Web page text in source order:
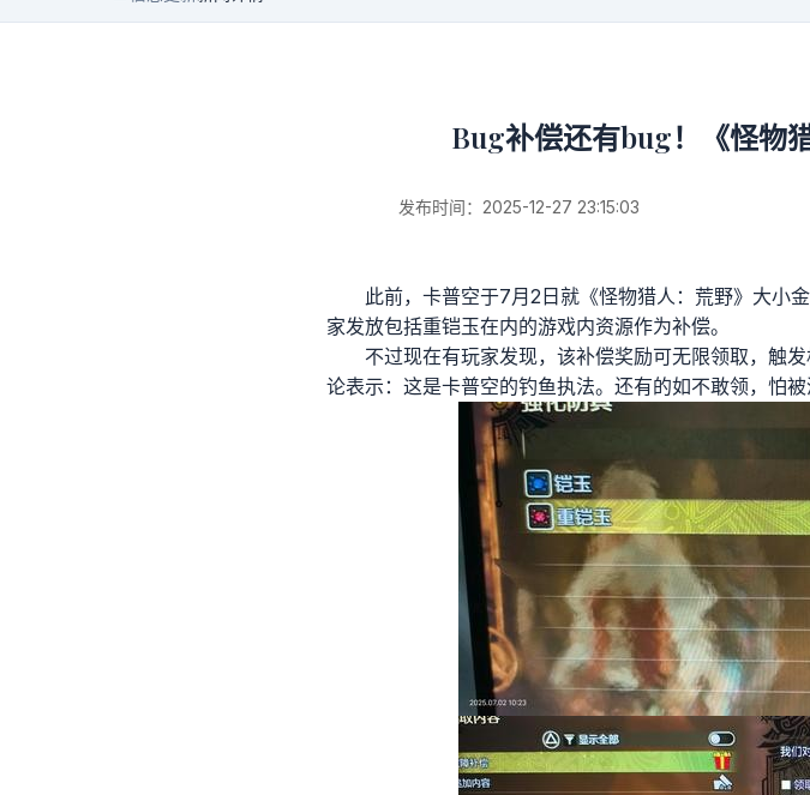
Bug补偿还有bug！《怪物
发布时间：2025-12-27 23:15:03
此前，卡普空于7月2日就《怪物猎人：荒野》大小
家发放包括重铠玉在内的游戏内资源作为补偿。
不过现在有玩家发现，该补偿奖励可无限领取，触
论表示：这是卡普空的钓鱼执法。还有的如不敢领，怕被